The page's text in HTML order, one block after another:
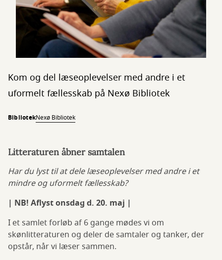
Kom og del læseoplevelser med andre i et
uformelt fællesskab på Nexø Bibliotek
BibliotekNexø Bibliotek
Litteraturen åbner samtalen
Har du lyst til at dele læseoplevelser med andre i et
mindre og uformelt fællesskab?
| NB! Aflyst onsdag d. 20. maj |
I et samlet forløb af 6 gange mødes vi om
skønlitteraturen og deler de samtaler og tanker, der
opstår, når vi læser sammen.